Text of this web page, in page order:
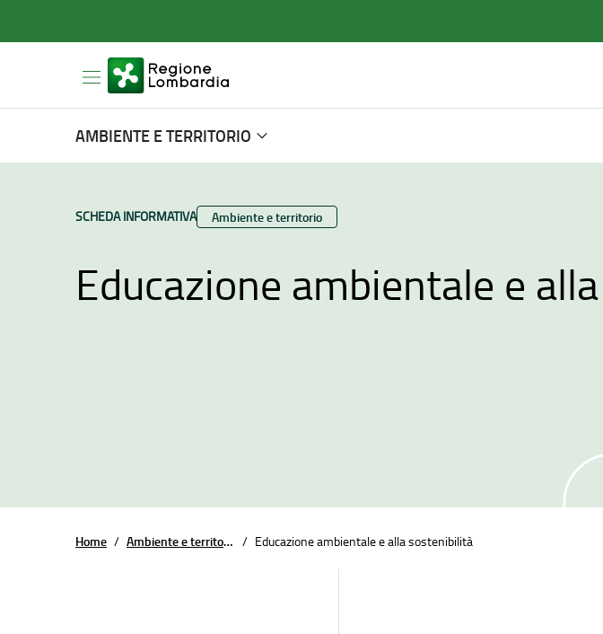
AMBIENTE E TERRITORIO
TIPO CONTENUTO:
SCHEDA INFORMATIVA Categoria:
Ambiente e territorio
Educazione ambientale e
Home / Ambiente e territorio / Educazione ambientale e alla sostenibilità